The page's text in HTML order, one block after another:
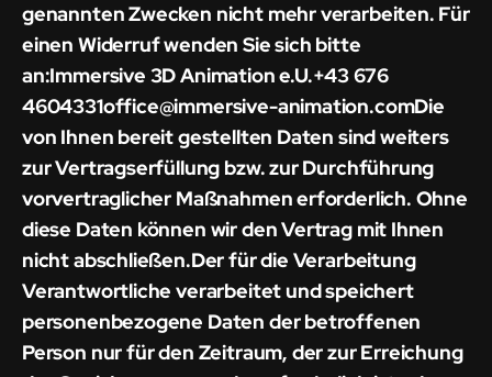
genannten Zwecken nicht mehr verarbeiten. Für
einen Widerruf wenden Sie sich bitte
an:Immersive 3D Animation e.U.+43 676
4604331office@immersive-animation.comDie
von Ihnen bereit gestellten Daten sind weiters
zur Vertragserfüllung bzw. zur Durchführung
vorvertraglicher Maßnahmen erforderlich. Ohne
diese Daten können wir den Vertrag mit Ihnen
nicht abschließen.Der für die Verarbeitung
Verantwortliche verarbeitet und speichert
personenbezogene Daten der betroffenen
Person nur für den Zeitraum, der zur Erreichung